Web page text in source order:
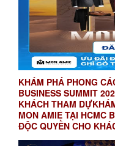
KHÁM PHÁ PHONG
BUSINESS SUMMIT
KHÁCH THAM
MON AMIE TẠI HCMC
ĐỘC QUYỀN CHO